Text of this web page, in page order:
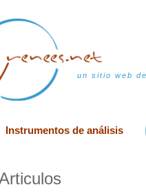
un sitio web
Instrumentos de análisis